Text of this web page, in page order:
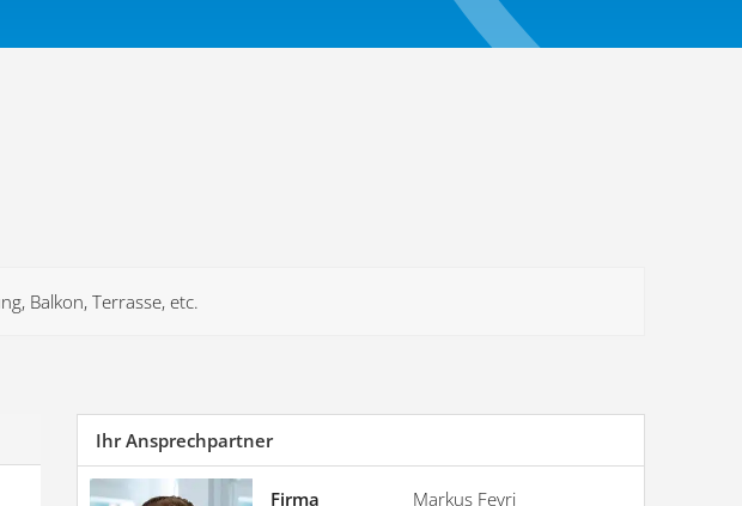
Balkon, Terrasse, etc.
Ihr Ansprechpartner
Firma
Markus Feyri